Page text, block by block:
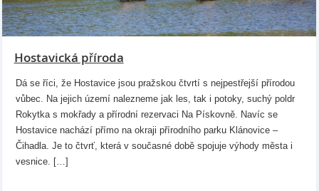
Hostavická příroda
Dá se říci, že Hostavice jsou pražskou čtvrtí s nejpestřejší přírodou
vůbec. Na jejich území nalezneme jak les, tak i potoky, suchý poldr
Rokytka s mokřady a přírodní rezervaci Na Pískovně. Navíc se
Hostavice nachází přímo na okraji přírodního parku Klánovice –
Čihadla. Je to čtvrť, která v současné době spojuje výhody města i
vesnice. […]